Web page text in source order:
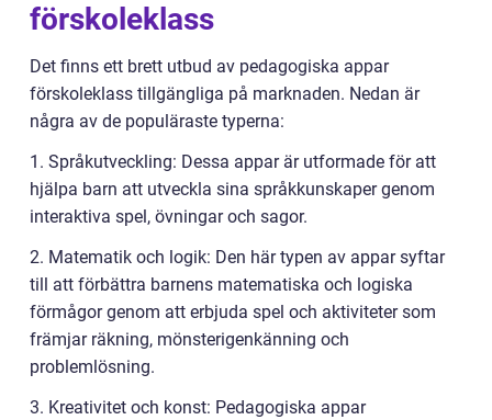
förskoleklass
Det finns ett brett utbud av pedagogiska appar
förskoleklass tillgängliga på marknaden. Nedan är
några av de populäraste typerna:
1. Språkutveckling: Dessa appar är utformade för att
hjälpa barn att utveckla sina språkkunskaper genom
interaktiva spel, övningar och sagor.
2. Matematik och logik: Den här typen av appar syftar
till att förbättra barnens matematiska och logiska
förmågor genom att erbjuda spel och aktiviteter som
främjar räkning, mönsterigenkänning och
problemlösning.
3. Kreativitet och konst: Pedagogiska appar